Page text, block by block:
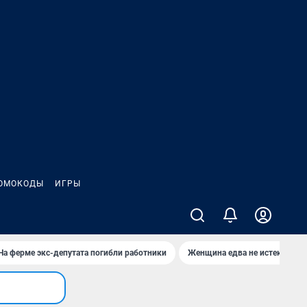
ИГРЫ
ферме экс-депутата погибли работники Женщина едва не истекла